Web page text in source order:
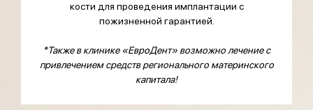
кости для проведения имплантации с
пожизненной гарантией.
*Также в клинике «ЕвроДент» возможно лечение с
привлечением средств регионального материнского
капитала!